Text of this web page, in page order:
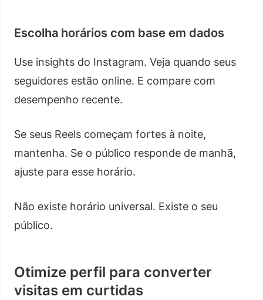
Escolha horários com base em dados
Use insights do Instagram. Veja quando seus
seguidores estão online. E compare com
desempenho recente.
Se seus Reels começam fortes à noite,
mantenha. Se o público responde de manhã,
ajuste para esse horário.
Não existe horário universal. Existe o seu
público.
Otimize perfil para converter
visitas em curtidas